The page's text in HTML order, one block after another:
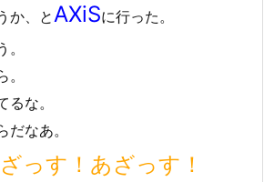
か、とAXiSに行った。
な。
なあ。
っす！あざっす！